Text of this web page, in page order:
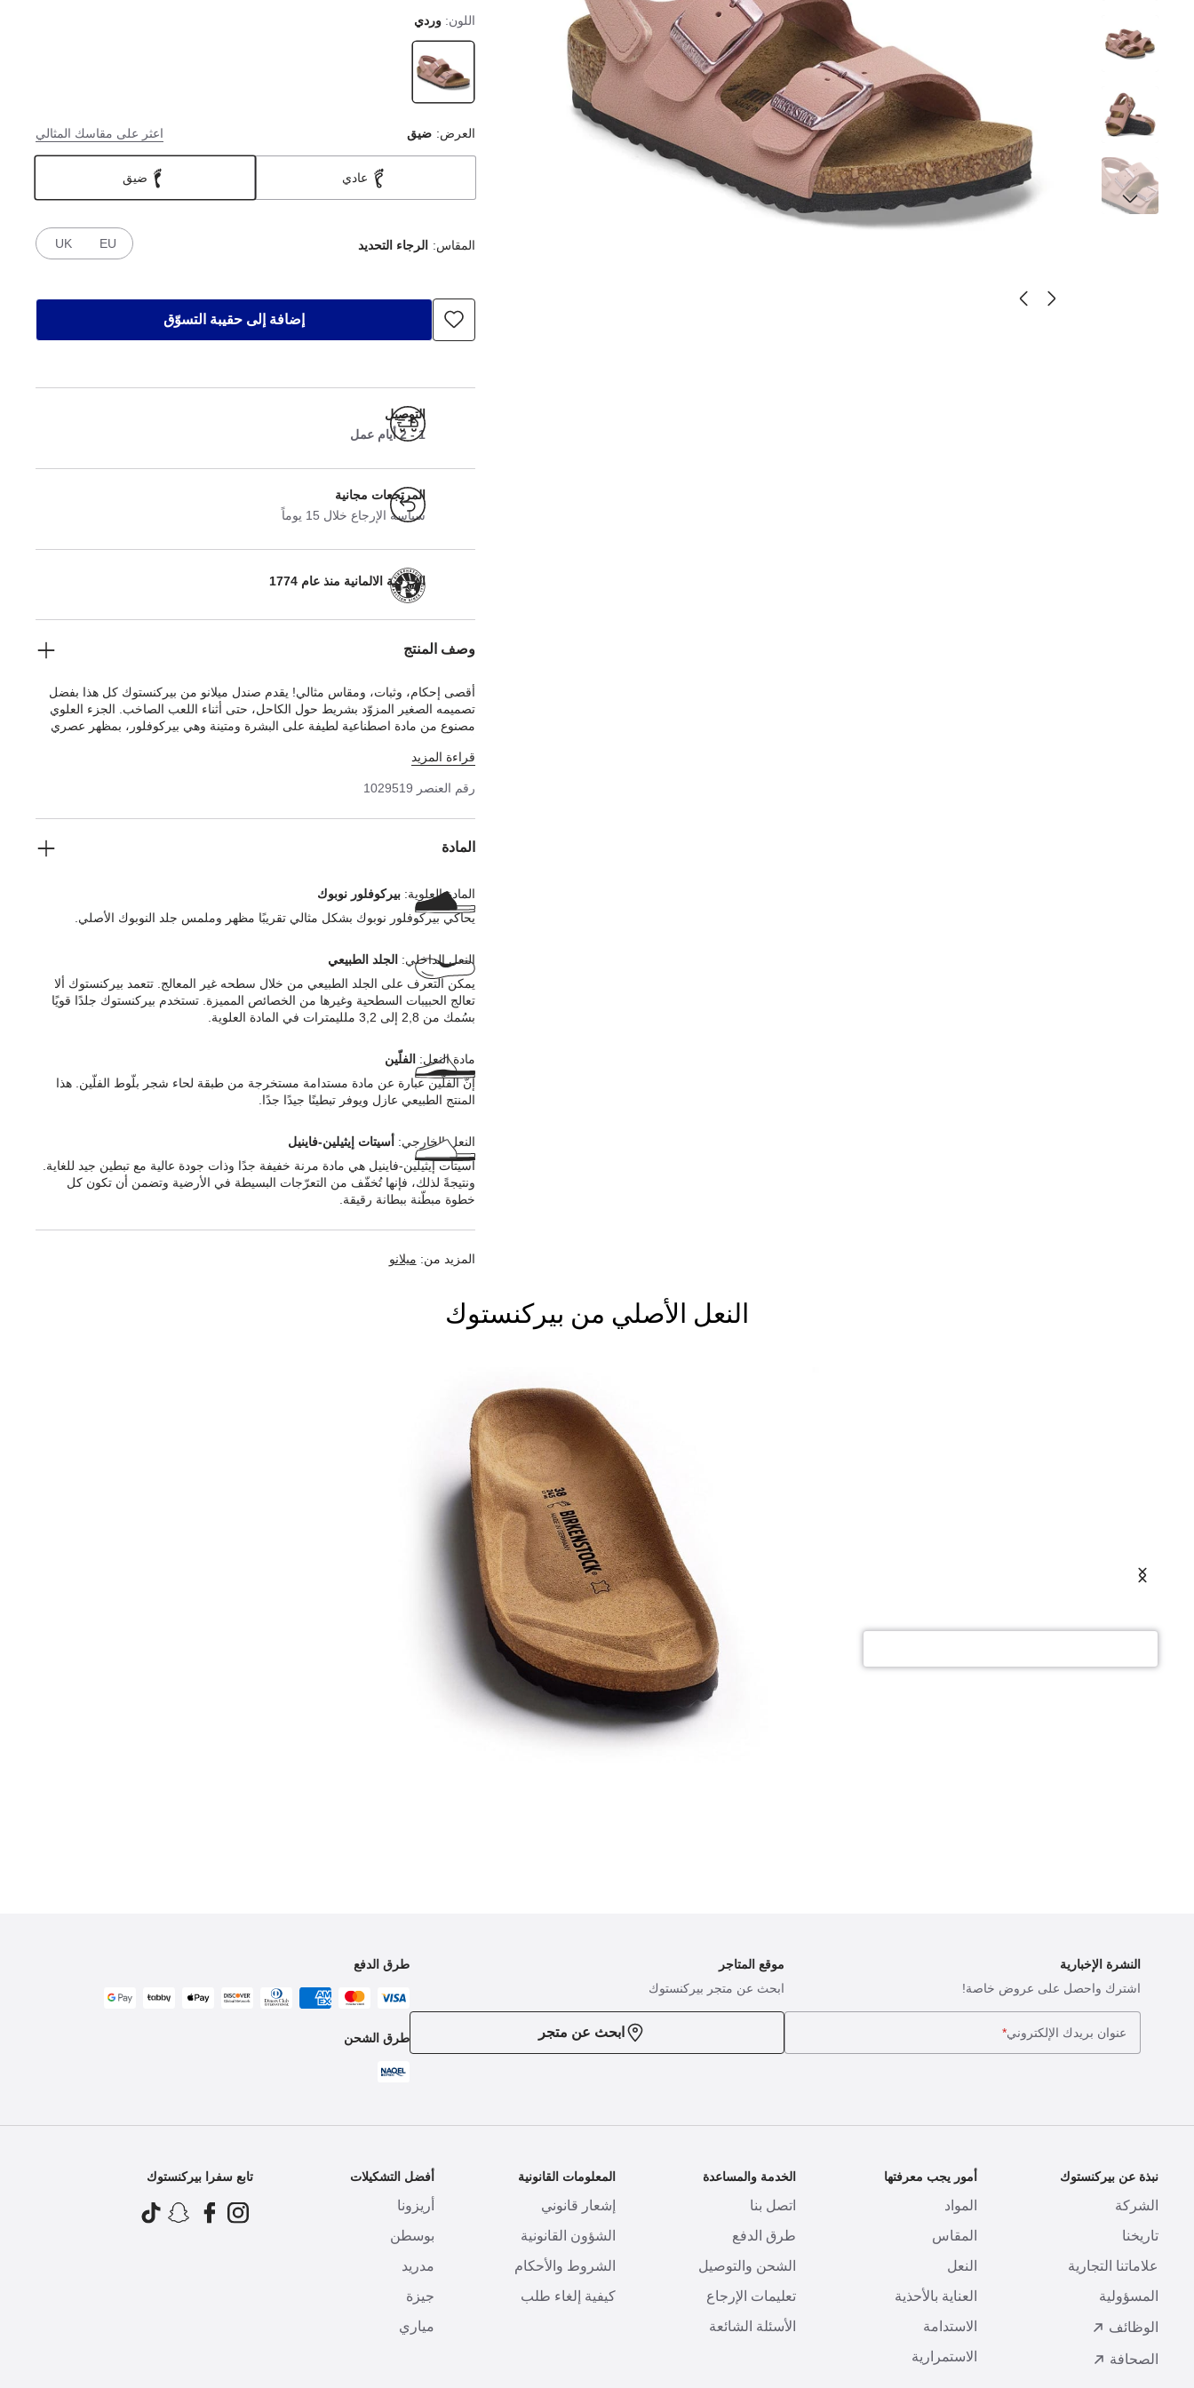
اللون:وردي
العرض: ضيق اعثر على مقاسك المثالي
عادي ضيق
المقاس: الرجاء التحديد EU
UK
إضافة إلى حقيبة التسوّق
التوصيل
1 - 2 أيام عمل
المرتجعات مجانية
سياسة الإرجاع خلال 15 يوماً
الحرفية الالمانية منذ عام 1774
وصف المنتج
أقصى إحكام، وثبات، ومقاس مثالي! يقدم صندل ميلانو من بيركنستوك كل هذا بفضل
تصميمه الصغير المزوّد بشريط حول الكاحل، حتى أثناء اللعب الصاخب. الجزء العلوي
مصنوع من مادة اصطناعية لطيفة على البشرة ومتينة وهي بيركوفلور، بمظهر عصري
قراءة المزيد
رقم العنصر 1029519
المادة
المادة العلوية:بيركوفلور نوبوك
يحاكي بيركوفلور نوبوك بشكل مثالي تقريبًا مظهر وملمس جلد النوبوك الأصلي.
النعل الداخلي: الجلد الطبيعي
يمكن التعرف على الجلد الطبيعي من خلال سطحه غير المعالج. تتعمد بيركنستوك ألا
تعالج الحبيبات السطحية وغيرها من الخصائص المميزة. تستخدم بيركنستوك جلدًا قويًا
بسُمك من 2,8 إلى 3,2 ملليمترات في المادة العلوية.
مادة النعل: الفلّين
إنّ الفلّين عبارة عن مادة مستدامة مستخرجة من طبقة لحاء شجر بلّوط الفلّين. هذا
المنتج الطبيعي عازل ويوفر تبطينًا جيدًا جدًا.
النعل الخارجي: أسيتات إيثيلين-فاينيل
أسيتات إيثيلين-فاينيل هي مادة مرنة خفيفة جدًا وذات جودة عالية مع تبطين جيد للغاية.
ونتيجةً لذلك، فإنها تُخفّف من التعرّجات البسيطة في الأرضية وتضمن أن تكون كل
خطوة مبطّنة ببطانة رقيقة.
المزيد من: ميلانو
النعل الأصلي من بيركنستوك
النشرة الإخبارية
اشترك واحصل على عروض خاصة!
عنوان بريدك الإلكتروني*
موقع المتاجر
ابحث عن متجر بيركنستوك
ابحث عن متجر
طرق الدفع
طرق الشحن
نبذة عن بيركنستوك
الشركة
تاريخنا
علاماتنا التجارية
المسؤولية
الوظائف
الصحافة
أمور يجب معرفتها
المواد
المقاس
النعل
العناية بالأحذية
الاستدامة
الاستمرارية
الخدمة والمساعدة
اتصل بنا
طرق الدفع
الشحن والتوصيل
تعليمات الإرجاع
الأسئلة الشائعة
المعلومات القانونية
إشعار قانوني
الشؤون القانونية
الشروط والأحكام
كيفية إلغاء طلب
أفضل التشكيلات
أريزونا
بوسطن
مدريد
جيزة
مياري
تابع سفرا بيركنستوك